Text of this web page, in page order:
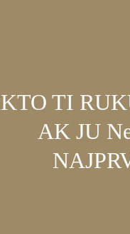
TI
AK JU